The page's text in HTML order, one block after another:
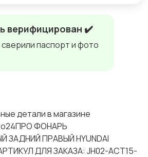
верифицирован ✔️
паспорт и фото
детали в магазине
ФОНАРЬ
ПРАВЫЙ HYUNDAI
ДЛЯ ЗАКАЗА: JH02-ACT15-